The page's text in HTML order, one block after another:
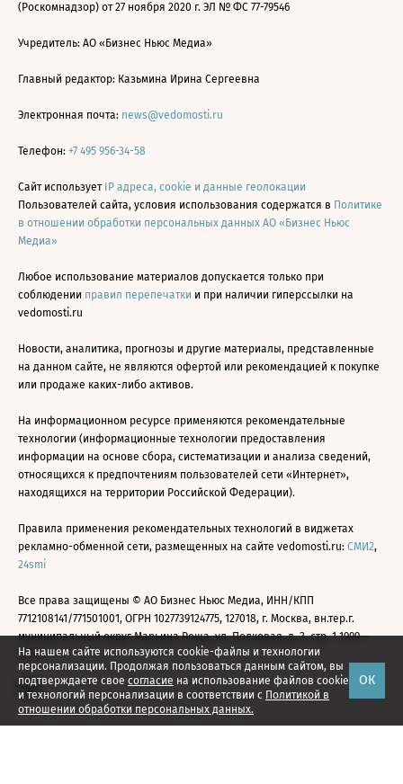
На нашем сайте используются cookie-файлы и технологии
персонализации. Продолжая пользоваться данным сайтом, вы
подтверждаете свое согласие на использование файлов cookie
и технологий персонализации в соответствии с Политикой в
отношении обработки персональных данных.
ОК
(Роскомнадзор) от 27 ноября 2020 г. ЭЛ № ФС 77-79546
Учредитель: АО «Бизнес Ньюс Медиа»
Главный редактор: Казьмина Ирина Сергеевна
Электронная почта: news@vedomosti.ru
Телефон: +7 495 956-34-58
Сайт использует IP адреса, cookie и данные геолокации
Пользователей сайта, условия использования содержатся в Политике
в отношении обработки персональных данных АО «Бизнес Ньюс
Медиа»
Любое использование материалов допускается только при
соблюдении правил перепечатки и при наличии гиперссылки на
vedomosti.ru
Новости, аналитика, прогнозы и другие материалы, представленные
на данном сайте, не являются офертой или рекомендацией к покупке
или продаже каких-либо активов.
На информационном ресурсе применяются рекомендательные
технологии (информационные технологии предоставления
информации на основе сбора, систематизации и анализа сведений,
относящихся к предпочтениям пользователей сети «Интернет»,
находящихся на территории Российской Федерации).
Правила применения рекомендательных технологий в виджетах
рекламно-обменной сети, размещенных на сайте vedomosti.ru: СМИ2,
24smi
Все права защищены © АО Бизнес Ньюс Медиа, ИНН/КПП
7712108141/771501001, ОГРН 1027739124775, 127018, г. Москва, вн.тер.г.
муниципальный округ Марьина Роща, ул. Полковая, д. 3, стр. 1 1999—
2026